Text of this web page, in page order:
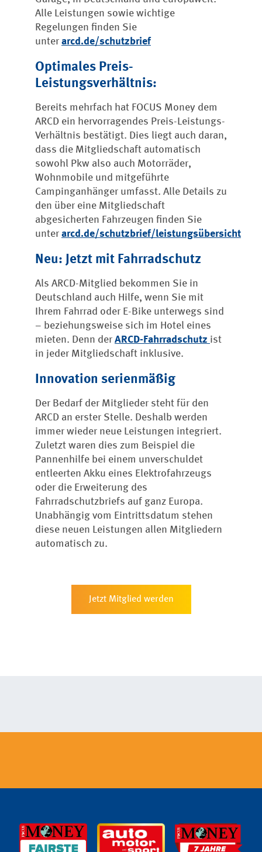
Alle Leistungen sowie wichtige
Regelungen finden Sie
unter arcd.de/schutzbrief
Optimales Preis-
Leistungsverhältnis:
Bereits mehrfach hat FOCUS Money dem
ARCD ein hervorragendes Preis-Leistungs-
Verhältnis bestätigt. Dies liegt auch daran,
dass die Mitgliedschaft automatisch
sowohl Pkw also auch Motorräder,
Wohnmobile und mitgeführte
Campinganhänger umfasst. Alle Details zu
den über eine Mitgliedschaft
abgesicherten Fahrzeugen finden Sie
unter arcd.de/schutzbrief/leistungsübersicht
Neu: Jetzt mit Fahrradschutz
Als ARCD-Mitglied bekommen Sie in
Deutschland auch Hilfe, wenn Sie mit
Ihrem Fahrrad oder E-Bike unterwegs sind
– beziehungsweise sich im Hotel eines
mieten. Denn der ARCD-Fahrradschutz ist
in jeder Mitgliedschaft inklusive.
Innovation serienmäßig
Der Bedarf der Mitglieder steht für den
ARCD an erster Stelle. Deshalb werden
immer wieder neue Leistungen integriert.
Zuletzt waren dies zum Beispiel die
Pannenhilfe bei einem unverschuldet
entleerten Akku eines Elektrofahrzeugs
oder die Erweiterung des
Fahrradschutzbriefs auf ganz Europa.
Unabhängig vom Eintrittsdatum stehen
diese neuen Leistungen allen Mitgliedern
automatisch zu.
Jetzt Mitglied werden